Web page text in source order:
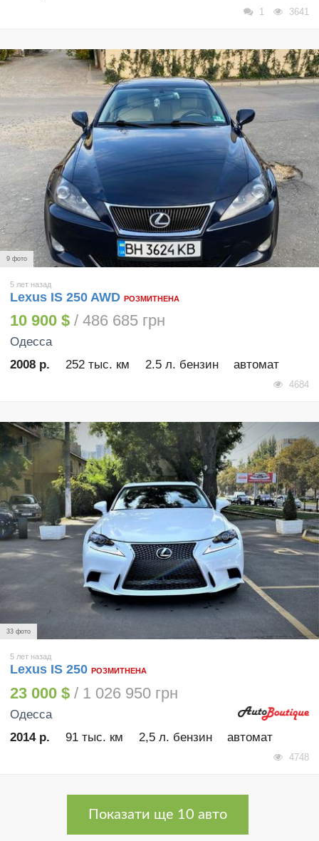
1 3641
9 фото
5 лет назад
Lexus IS 250 AWD РОЗМИТНЕНА
10 900 $ / 486 685 грн
Одесса
2008 р.
252 тыс. км 2.5 л. бензин автомат
4684
33 фото
5 лет назад
Lexus IS 250 РОЗМИТНЕНА
23 000 $ / 1 026 950 грн
Одесса
2014 р.
91 тыс. км 2,5 л. бензин автомат
4748
Показати ще 10 авто